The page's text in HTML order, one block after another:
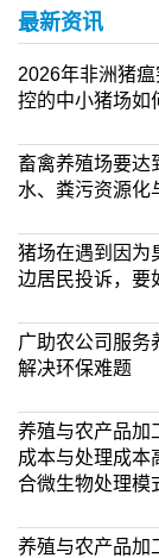
最新资讯
2026年非洲猪
控的中小猪场如
畜禽养殖场要达
水、粪污资源化
猪场在遇到因为
边居民投诉，要
广助农公司服务
解决环保难题
养殖与农产品加
成本与处理成本
合微生物处理模
养殖与农产品加